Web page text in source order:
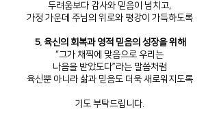
두려움보다 감사와 믿음이 넘치고,
가정 가운데 주님의 위로와 평강이 가득하도록
5. 육신의 회복과 영적 믿음의 성장을 위해
“그가 채찍에 맞음으로 우리는
나음을 받았도다”라는 말씀처럼
육신뿐 아니라 삶과 믿음도 더욱 새로워지도록
기도 부탁드립니다.